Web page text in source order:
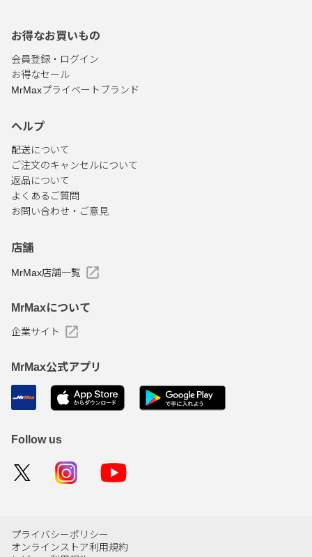
お得なお買いもの
会員登録・ログイン
お得なセール
MrMaxプライベートブランド
ヘルプ
配送について
ご注文のキャンセルについて
返品について
よくあるご質問
お問い合わせ・ご意見
店舗
MrMax店舗一覧
MrMaxについて
企業サイト
MrMax公式アプリ
Follow us
プライバシーポリシー
オンラインストア利用規約